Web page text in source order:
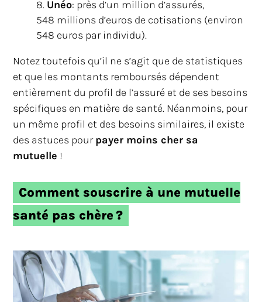
Unéo: près d’un million d’assurés,
548 millions d’euros de cotisations (environ
548 euros par individu).
Notez toutefois qu’il ne s’agit que de statistiques
et que les montants remboursés dépendent
entièrement du profil de l’assuré et de ses besoins
spécifiques en matière de santé. Néanmoins, pour
un même profil et des besoins similaires, il existe
des astuces pourpayer moins cher sa
mutuelle !
Comment souscrire à une mutuelle
santé pas chère ?